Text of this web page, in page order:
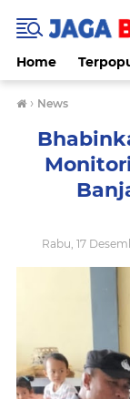
Home
› News
Rabu, 17